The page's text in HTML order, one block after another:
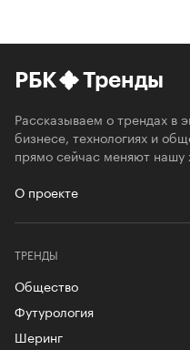
РБК Тренды
Рассказываем о трендах в
бизнесе, технологиях и
прямо сейчас меняют нашу
О проекте
ТРЕНДЫ
Общество
Футурология
Шеринг